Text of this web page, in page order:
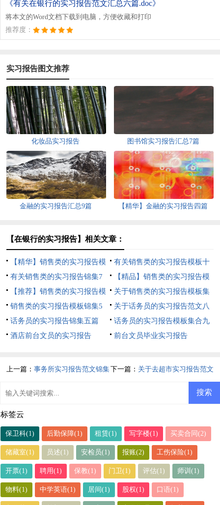
《有关在银行的实习报告范文汇总六篇.doc》
将本文的Word文档下载到电脑，方便收藏和打印
推荐度：
实习报告图文推荐
化妆品实习报告 图书馆实习报告汇总7篇
金融的实习报告汇总9篇 【精华】金融的实习报告四篇
【在银行的实习报告】相关文章：
【精华】销售类的实习报告模
板汇编9篇
有关销售类的实习报告模板十
篇
有关销售类的实习报告锦集7
篇
【精品】销售类的实习报告模
板汇编五篇
【推荐】销售类的实习报告模
板集锦7篇
关于销售类的实习报告模板集
合7篇
销售类的实习报告模板锦集5
篇
关于话务员的实习报告范文八
篇
话务员的实习报告锦集五篇
话务员的实习报告模板集合九
篇
酒店前台文员的实习报告 前台文员毕业实习报告
上一篇：事务所实习报告范文锦集下一篇： 关于去超市实习报告范文
标签云
保卫科(1) 后勤保障(1) 租赁(1) 写字楼(1) 买卖合同(2)
储藏室(1) 员述(1) 安检员(1) 报账(2) 工伤保险(1)
开票(1) 聘用(1) 保教(1) 门卫(1) 评估(1) 师训(1)
物料(1) 中学英语(1) 居间(1) 股权(1) 口语(1)